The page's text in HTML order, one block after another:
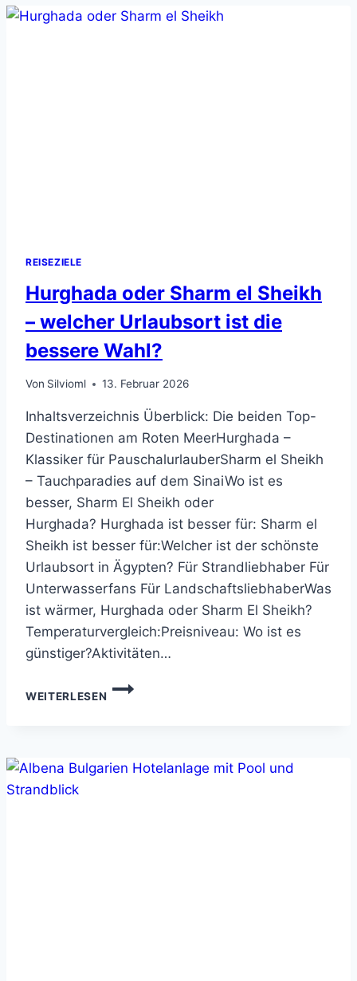
TOP-
REISEZIELE
Hurghada oder Sharm el Sheikh
– welcher Urlaubsort ist die
bessere Wahl?
Von Silvioml 13. Februar 2026
Inhaltsverzeichnis Überblick: Die beiden Top-
Destinationen am Roten MeerHurghada –
Klassiker für PauschalurlauberSharm el Sheikh
– Tauchparadies auf dem SinaiWo ist es
besser, Sharm El Sheikh oder
Hurghada? Hurghada ist besser für: Sharm el
Sheikh ist besser für:Welcher ist der schönste
Urlaubsort in Ägypten? Für Strandliebhaber Für
Unterwasserfans Für LandschaftsliebhaberWas
ist wärmer, Hurghada oder Sharm El Sheikh?
Temperaturvergleich:Preisniveau: Wo ist es
günstiger?Aktivitäten…
WEITERLESEN
HURGHADA
–